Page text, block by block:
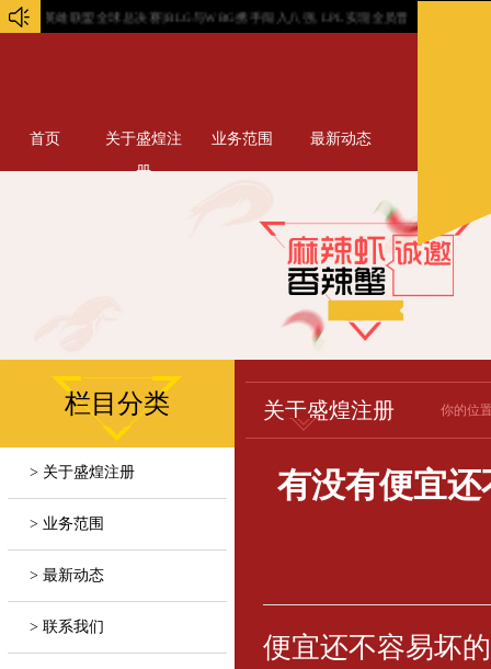
[英雄联盟全球总决赛]BLG与WBG携手闯入八强, LPL实现全员晋级... 任敏六一再营
首页
关于盛煌注
册
业务范围 最新动态
栏目分类
> 关于盛煌注册
> 业务范围
> 最新动态
> 联系我们
关于盛煌注册 你的位
有没有便宜
便宜还不容易坏